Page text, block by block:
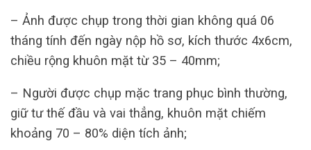
– Ảnh được chụp trong thời gian không quá 06
tháng tính đến ngày nộp hồ sơ, kích thước 4x6cm,
chiều rộng khuôn mặt từ 35 – 40mm;
– Người được chụp mặc trang phục bình thường,
giữ tư thế đầu và vai thẳng, khuôn mặt chiếm
khoảng 70 – 80% diện tích ảnh;